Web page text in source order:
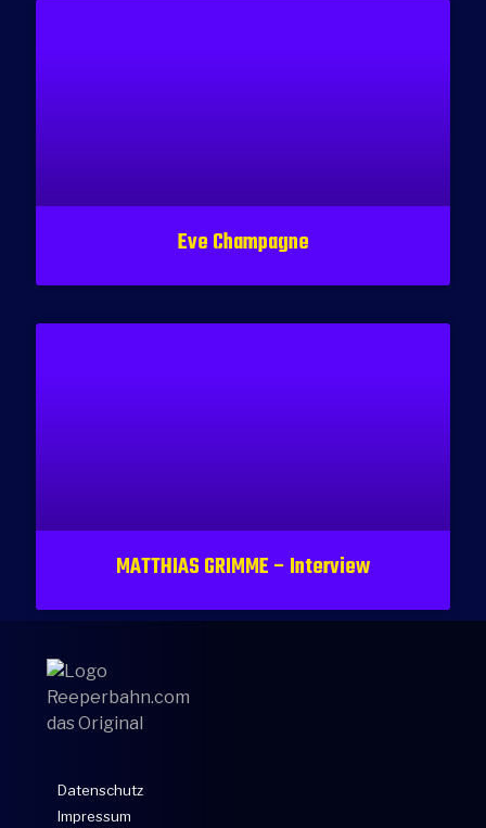
Eve Champagne
MATTHIAS GRIMME – Interview
Datenschutz
Impressum